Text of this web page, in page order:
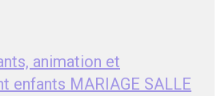
animation et
enfants MARIAGE SALLE